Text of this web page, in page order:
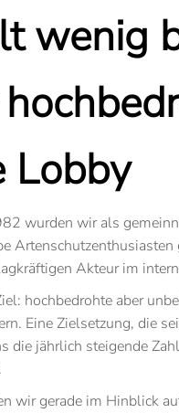
wenig
Lobby
wurden wir als
Akteur im
hochbedrohte aber
Eine Zielsetzung, die
die jährlich steigende
wir gerade im Hinblick